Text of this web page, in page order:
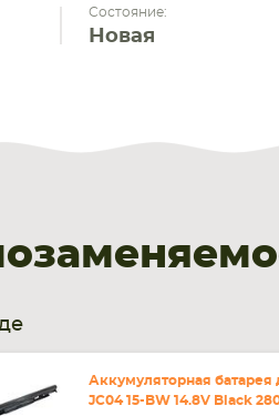
Состояние:
Новая
Аккумуляторная батарея
JC04 15-BW 14.8V Black